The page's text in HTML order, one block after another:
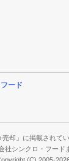
ード
売却」に掲載されて
社シンクロ・フード